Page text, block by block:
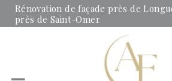
Rénovation de façade près de
près de Saint-Omer
Panneau de gestion des cookies